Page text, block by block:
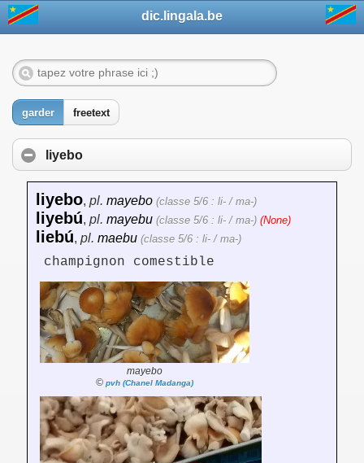
dic.lingala.be
garder freetext
liyebo
liyebo, pl. mayebo (classe 5/6 : li- / ma-)
liyebú, pl. mayebu (classe 5/6 : li- / ma-) (None)
liebú, pl. maebu (classe 5/6 : li- / ma-)
champignon comestible
mayebo
© pvh (Chanel Madanga)